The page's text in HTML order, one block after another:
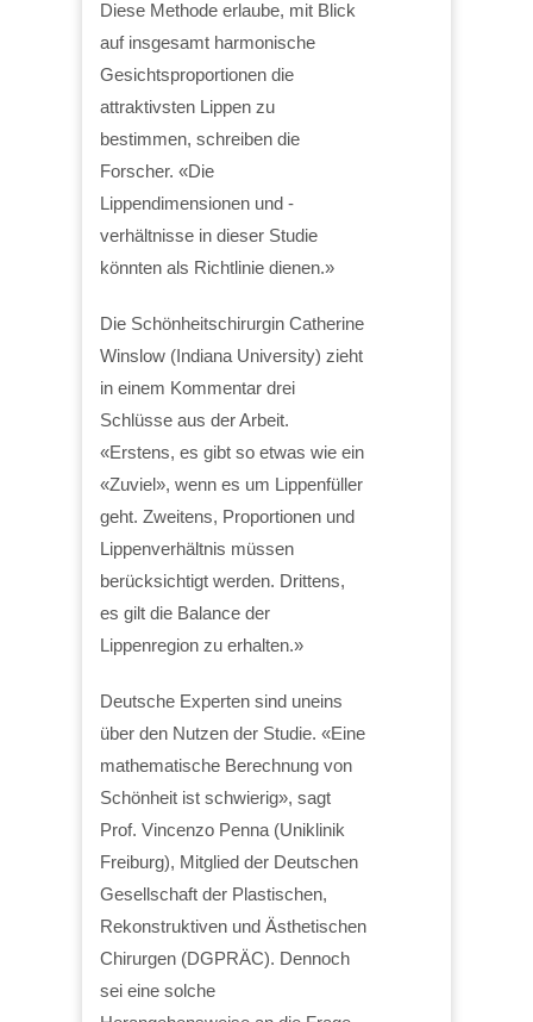
Diese Methode erlaube, mit Blick
auf insgesamt harmonische
Gesichtsproportionen die
attraktivsten Lippen zu
bestimmen, schreiben die
Forscher. «Die
Lippendimensionen und -
verhältnisse in dieser Studie
könnten als Richtlinie dienen.»
Die Schönheitschirurgin Catherine
Winslow (Indiana University) zieht
in einem Kommentar drei
Schlüsse aus der Arbeit.
«Erstens, es gibt so etwas wie ein
«Zuviel», wenn es um Lippenfüller
geht. Zweitens, Proportionen und
Lippenverhältnis müssen
berücksichtigt werden. Drittens,
es gilt die Balance der
Lippenregion zu erhalten.»
Deutsche Experten sind uneins
über den Nutzen der Studie. «Eine
mathematische Berechnung von
Schönheit ist schwierig», sagt
Prof. Vincenzo Penna (Uniklinik
Freiburg), Mitglied der Deutschen
Gesellschaft der Plastischen,
Rekonstruktiven und Ästhetischen
Chirurgen (DGPRÄC). Dennoch
sei eine solche